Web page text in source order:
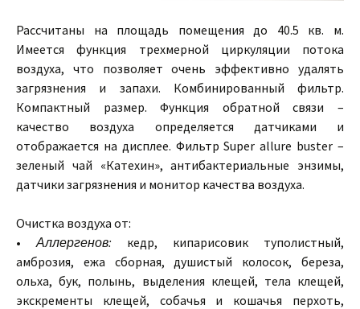
Рассчитаны на площадь помещения до 40.5 кв. м.
Имеется функция трехмерной циркуляции потока
воздуха, что позволяет очень эффективно удалять
загрязнения и запахи. Комбинированный фильтр.
Компактный размер. Функция обратной связи –
качество воздуха определяется датчиками и
отображается на дисплее. Фильтр Super allure buster –
зеленый чай «Катехин», антибактериальные энзимы,
датчики загрязнения и монитор качества воздуха.
Очистка воздуха от:
• Аллергенов: кедр, кипарисовик туполистный,
амброзия, ежа сборная, душистый колосок, береза,
ольха, бук, полынь, выделения клещей, тела клещей,
экскременты клещей, собачья и кошачья перхоть,